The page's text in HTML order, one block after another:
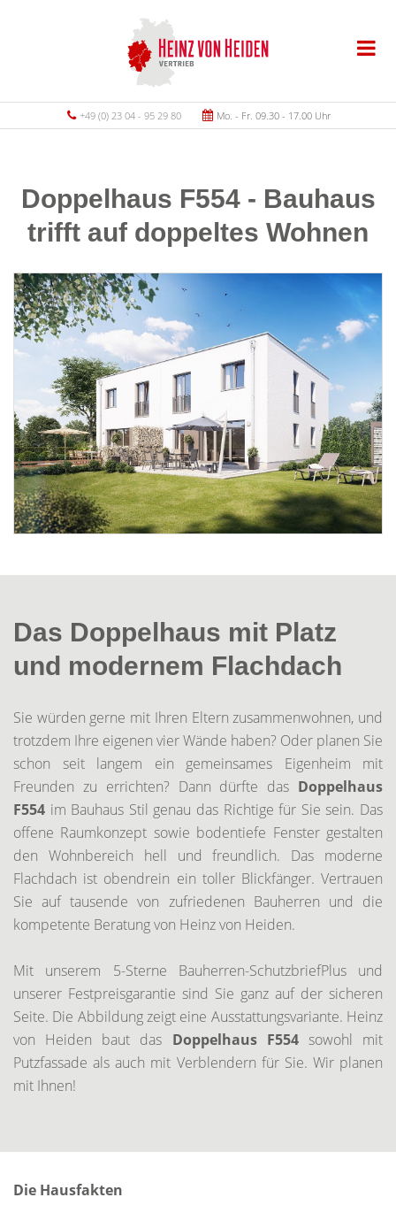
+49 (0) 23 04 - 95 29 80 Mo. - Fr. 09.30 - 17.00 Uhr
Doppelhaus F554 - Bauhaus
trifft auf doppeltes Wohnen
Das Doppelhaus mit Platz
und modernem Flachdach
Sie würden gerne mit Ihren Eltern zusammenwohnen, und
trotzdem Ihre eigenen vier Wände haben? Oder planen Sie
schon seit langem ein gemeinsames Eigenheim mit
Freunden zu errichten? Dann dürfte das Doppelhaus
F554 im Bauhaus Stil genau das Richtige für Sie sein. Das
offene Raumkonzept sowie bodentiefe Fenster gestalten
den Wohnbereich hell und freundlich. Das moderne
Flachdach ist obendrein ein toller Blickfänger. Vertrauen
Sie auf tausende von zufriedenen Bauherren und die
kompetente Beratung von Heinz von Heiden.
Mit unserem 5-Sterne Bauherren-SchutzbriefPlus und
unserer Festpreisgarantie sind Sie ganz auf der sicheren
Seite. Die Abbildung zeigt eine Ausstattungsvariante. Heinz
von Heiden baut das Doppelhaus F554 sowohl mit
Putzfassade als auch mit Verblendern für Sie. Wir planen
mit Ihnen!
Die Hausfakten